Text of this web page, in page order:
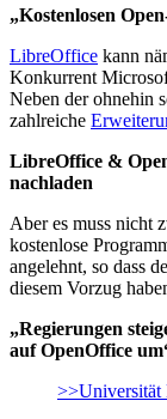
„Kostenlosen
LibreOffice kann
Konkurrent
Neben der ohnehin
zahlreiche
LibreOffice &
nachladen
Aber es muss nicht
kostenlose
angelehnt, so dass
diesem Vorzug
„Regierungen
auf OpenOffice
>>Universität